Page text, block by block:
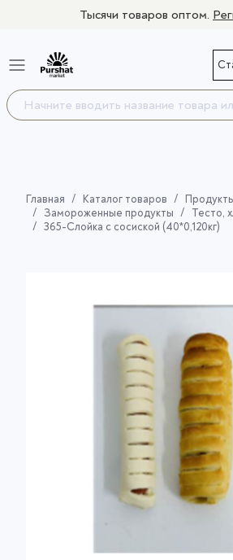
Тысячи товаров оптом.
Главная Каталог товаров
Замороженные продукты
Тесто,
365-Слойка с сосиской (40*0,120кг)